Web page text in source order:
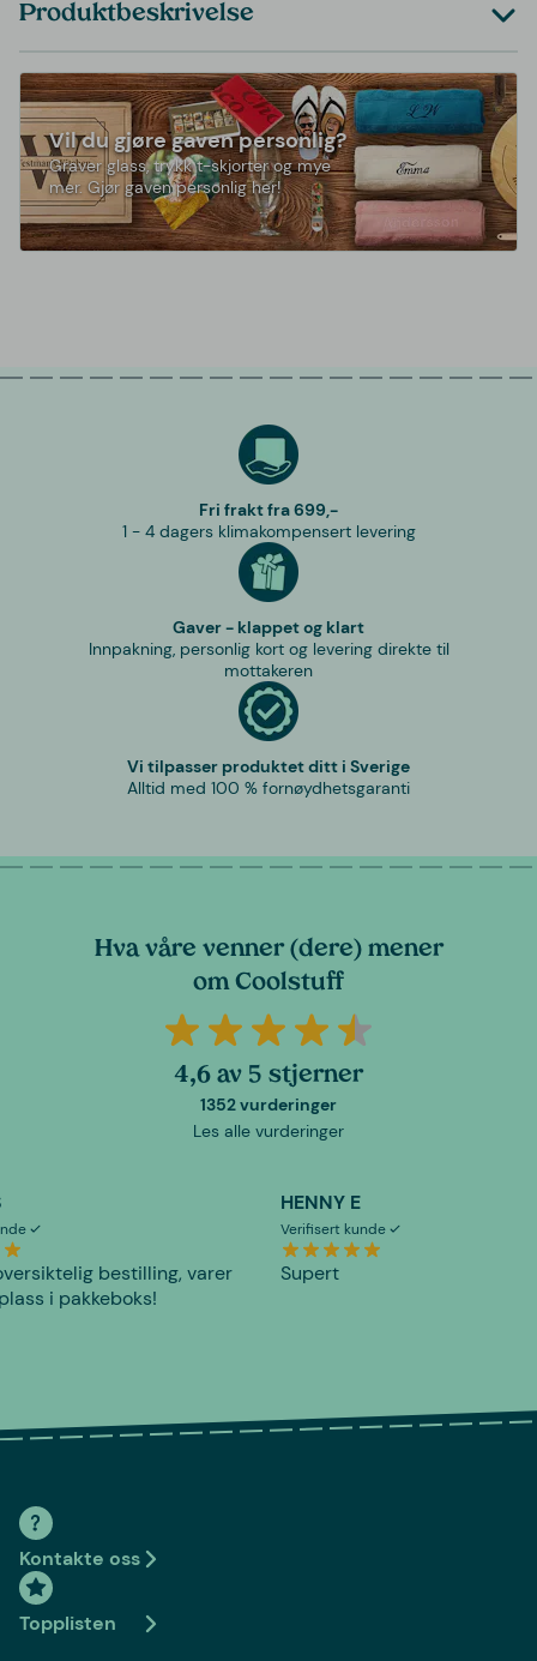
Produktbeskrivelse
Vil du gjøre gaven personlig?
Graver glass, trykk t-skjorter og mye
mer. Gjør gaven personlig her!
Fri frakt fra 699,-
1 - 4 dagers klimakompensert levering
Gaver - klappet og klart
Innpakning, personlig kort og levering direkte til
mottakeren
Vi tilpasser produktet ditt i Sverige
Alltid med 100 % fornøydhetsgaranti
Hva våre venner (dere) mener
om Coolstuff
4,6 av 5 stjerner
1352 vurderinger
Les alle vurderinger
bestilling, varer
i pakkeboks!
HENNY E
Verifisert kunde
Supert
Kontakte oss
Topplisten